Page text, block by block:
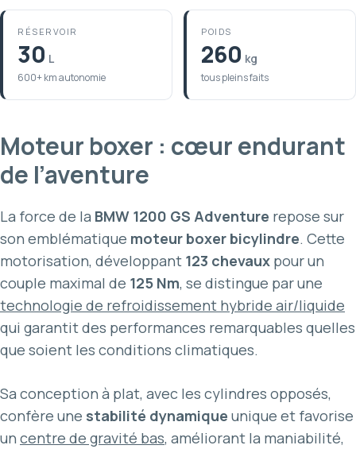
RÉSERVOIR
30 L
600+ km autonomie
POIDS
260 kg
tous pleins faits
Moteur boxer : cœur endurant
de l’aventure
La force de la BMW 1200 GS Adventure repose sur
son emblématique moteur boxer bicylindre. Cette
motorisation, développant 123 chevaux pour un
couple maximal de 125 Nm, se distingue par une
technologie de refroidissement hybride air/liquide
qui garantit des performances remarquables quelles
que soient les conditions climatiques.
Sa conception à plat, avec les cylindres opposés,
confère une stabilité dynamique unique et favorise
un centre de gravité bas, améliorant la maniabilité,